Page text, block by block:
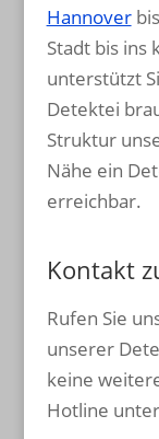
Hannoverbis
Stadt bis ins
unterstützt
Detektei
Struktur
Nähe ein
erreichbar.
Kontakt
Rufen Sie
unserer
keine
Hotline